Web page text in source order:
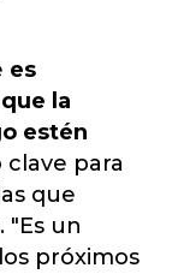
es
la
estén
para
que
"Es un
próximos